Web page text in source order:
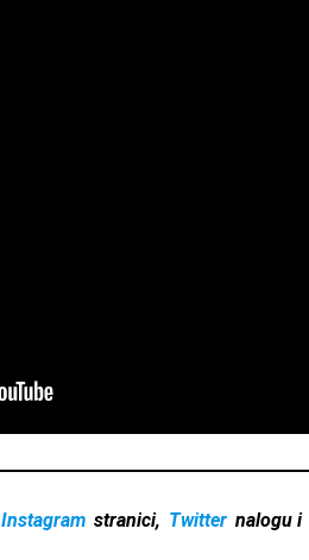
Instagram stranici, Twitter nalogu i